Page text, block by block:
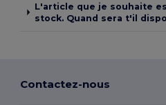
L'article que je souhaite
stock. Quand sera t'il
Contactez-nous